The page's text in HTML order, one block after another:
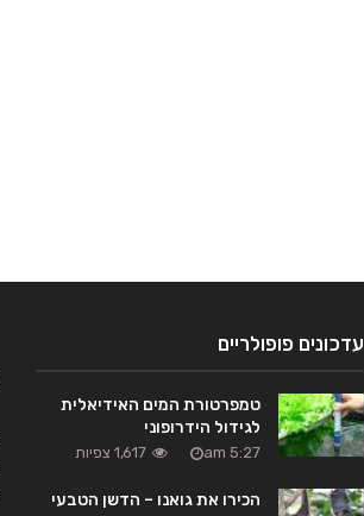
עדכונים פופולריים
טמפרטורת המים האידיאלית
לגידול הידרופוני
5:27 am 1,617 צפיות
הכירו את גואנו – הדשן הטבעי